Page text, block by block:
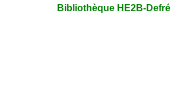
Bibliothèque HE2B-Defré